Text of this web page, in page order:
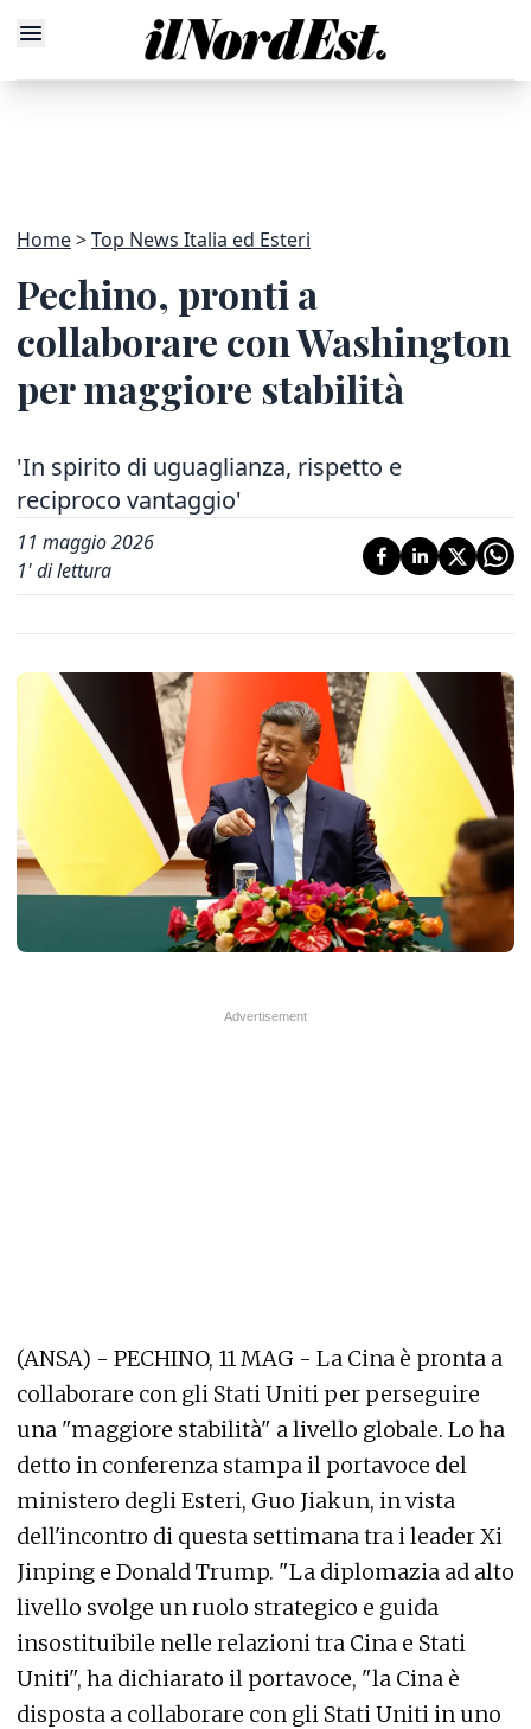
Home Top News Italia ed Esteri
Pechino, pronti a
collaborare con Washington
per maggiore stabilità
'In spirito di uguaglianza, rispetto e
reciproco vantaggio'
11 maggio 2026
1' di lettura
(ANSA) - PECHINO, 11 MAG - La Cina è pronta a
collaborare con gli Stati Uniti per perseguire
una "maggiore stabilità" a livello globale. Lo ha
detto in conferenza stampa il portavoce del
ministero degli Esteri, Guo Jiakun, in vista
dell'incontro di questa settimana tra i leader Xi
Jinping e Donald Trump. "La diplomazia ad alto
livello svolge un ruolo strategico e guida
insostituibile nelle relazioni tra Cina e Stati
Uniti", ha dichiarato il portavoce, "la Cina è
disposta a collaborare con gli Stati Uniti in uno